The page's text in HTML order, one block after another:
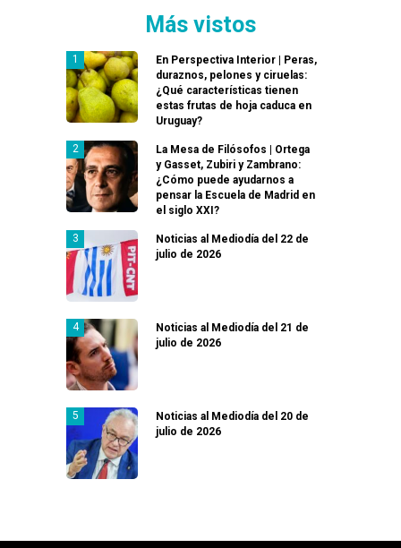
Más vistos
En Perspectiva Interior | Peras,
duraznos, pelones y ciruelas:
¿Qué características tienen
estas frutas de hoja caduca en
Uruguay?
La Mesa de Filósofos | Ortega
y Gasset, Zubiri y Zambrano:
¿Cómo puede ayudarnos a
pensar la Escuela de Madrid en
el siglo XXI?
Noticias al Mediodía del 22 de
julio de 2026
Noticias al Mediodía del 21 de
julio de 2026
Noticias al Mediodía del 20 de
julio de 2026